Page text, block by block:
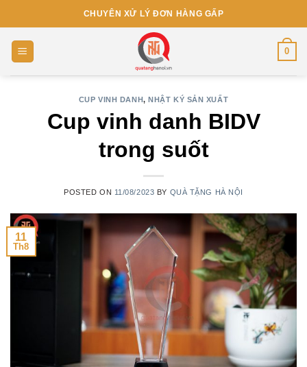
to
content
CHUYÊN XỬ LÝ ĐƠN HÀNG GẤP
0
CUP VINH DANH,NHẬT KÝ SẢN XUẤT
Cup vinh danh BIDV
trong suốt
POSTED ON 11/08/2023 BY QUÀ TẶNG HÀ NỘI
11
Th8